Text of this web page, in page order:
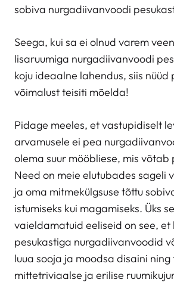
sobiva nurgadiivanvoodi
Seega, kui sa ei olnud varem
lisaruumiga nurgadiivanvoodi
koju ideaalne lahendus, siis nüüd
võimalust teisiti mõelda!
Pidage meeles, et vastupidiselt
arvamusele ei pea
olema suur mööbliese, mis võtab
Need on meie elutubades sageli
ja oma mitmekülgsuse tõttu
istumiseks kui magamiseks. Üks
vaieldamatuid eeliseid on see, et
pesukastiga nurgadiivanvoodid
luua sooja ja moodsa disaini
mittetriviaalse ja erilise